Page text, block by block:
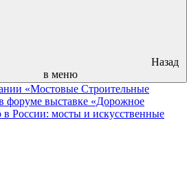
Назад
в меню
«Мостовые Строительные
форуме выставке «Дорожное
в России: мосты и искусственные